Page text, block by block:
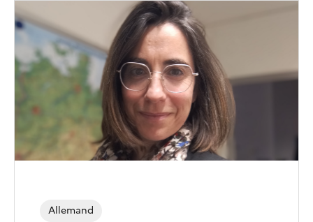
Allemand
Image
de
couverture
(conseillée)